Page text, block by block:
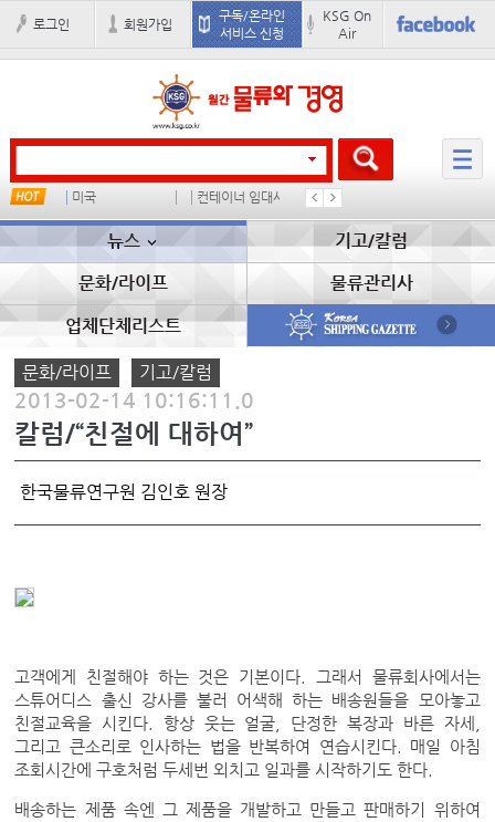
로그인 회원가입
구독/온라인
서비스 신청
KSG On
Air
미국 컨테이너 임대사 더블
뉴스 기고/칼럼
문화/라이프 물류관리사
업체단체리스트
문화/라이프 기고/칼럼
2013-02-14 10:16:11.0
칼럼/“친절에 대하여”
한국물류연구원 김인호 원장
고객에게 친절해야 하는 것은 기본이다. 그래서 물류회사에서는
스튜어디스 출신 강사를 불러 어색해 하는 배송원들을 모아놓고
친절교육을 시킨다. 항상 웃는 얼굴, 단정한 복장과 바른 자세,
그리고 큰소리로 인사하는 법을 반복하여 연습시킨다. 매일 아침
조회시간에 구호처럼 두세번 외치고 일과를 시작하기도 한다.
배송하는 제품 속엔 그 제품을 개발하고 만들고 판매하기 위하여